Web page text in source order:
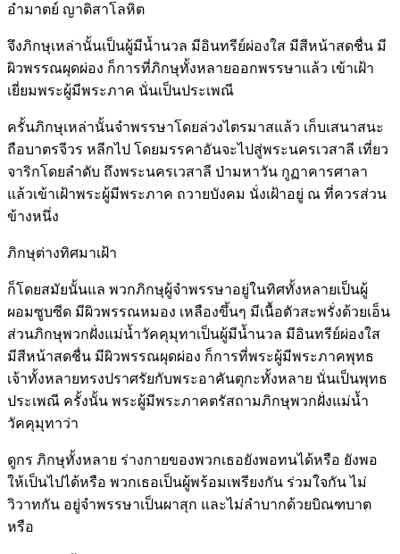
อำมาตย์ ญาติสาโลหิต
จึงภิกษุเหล่านั้นเป็นผู้มีน้ำนวล มีอินทรีย์ผ่องใส มีสีหน้าสดชื่น มี
ผิวพรรณผุดผ่อง ก็การที่ภิกษุทั้งหลายออกพรรษาแล้ว เข้าเฝ้า
เยี่ยมพระผู้มีพระภาค นั่นเป็นประเพณี
ครั้นภิกษุเหล่านั้นจำพรรษาโดยล่วงไตรมาสแล้ว เก็บเสนาสนะ
ถือบาตรจีวร หลีกไป โดยมรรคาอันจะไปสู่พระนครเวสาลี เที่ยว
จาริกโดยลำดับ ถึงพระนครเวสาลี ป่ามหาวัน กูฏาคารศาลา
แล้วเข้าเฝ้าพระผู้มีพระภาค ถวายบังคม นั่งเฝ้าอยู่ ณ ที่ควรส่วน
ข้างหนึ่ง
ภิกษุต่างทิศมาเฝ้า
ก็โดยสมัยนั้นแล พวกภิกษุผู้จำพรรษาอยู่ในทิศทั้งหลายเป็นผู้
ผอมซูบซีด มีผิวพรรณหมอง เหลืองขึ้นๆ มีเนื้อตัวสะพรั่งด้วยเอ็น
ส่วนภิกษุพวกฝั่งแม่น้ำวัคคุมุทาเป็นผู้มีน้ำนวล มีอินทรีย์ผ่องใส
มีสีหน้าสดชื่น มีผิวพรรณผุดผ่อง ก็การที่พระผู้มีพระภาคพุทธ
เจ้าทั้งหลายทรงปราศรัยกับพระอาคันตุกะทั้งหลาย นั่นเป็นพุทธ
ประเพณี ครั้งนั้น พระผู้มีพระภาคตรัสถามภิกษุพวกฝั่งแม่น้ำ
วัคคุมุทาว่า
ดูกร ภิกษุทั้งหลาย ร่างกายของพวกเธอยังพอทนได้หรือ ยังพอ
ให้เป็นไปได้หรือ พวกเธอเป็นผู้พร้อมเพรียงกัน ร่วมใจกัน ไม่
วิวาทกัน อยู่จำพรรษาเป็นผาสุก และไม่ลำบากด้วยบิณฑบาต
หรือ